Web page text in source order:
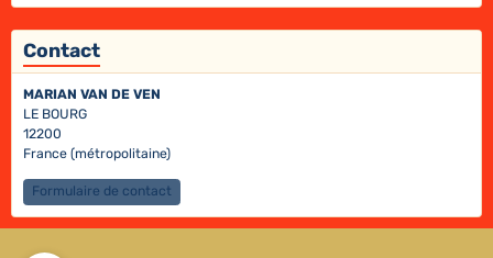
Contact
MARIAN VAN DE VEN
LE BOURG
12200
France (métropolitaine)
Formulaire de contact